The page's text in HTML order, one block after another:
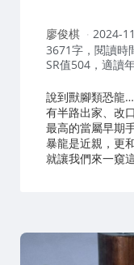
作
者：
廖俊棋
2024-
3671字，閱讀時
SR值504，適讀
說到獸腳類恐龍
有半路出家、改
最高的當屬早期
暴龍是近親，更
就讓我們來一窺